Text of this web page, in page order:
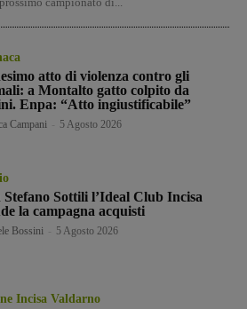
atto di violenza contro gli
a Montalto gatto colpito da
Enpa: “Atto ingiustificabile”
Campani 5 Agosto 2026
Stefano Sottili l’Ideal Club Incisa
la campagna acquisti
Bossini 5 Agosto 2026
Incisa Valdarno